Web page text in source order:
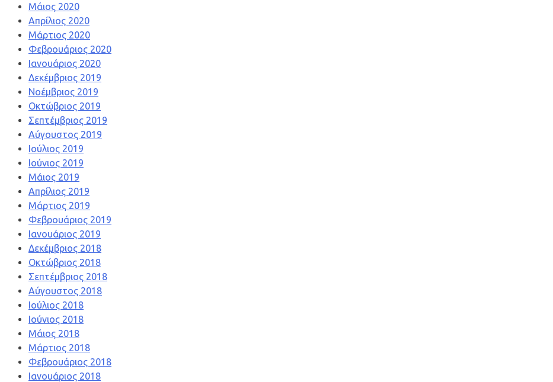
Μάιος 2020
Απρίλιος 2020
Μάρτιος 2020
Φεβρουάριος 2020
Ιανουάριος 2020
Δεκέμβριος 2019
Νοέμβριος 2019
Οκτώβριος 2019
Σεπτέμβριος 2019
Αύγουστος 2019
Ιούλιος 2019
Ιούνιος 2019
Μάιος 2019
Απρίλιος 2019
Μάρτιος 2019
Φεβρουάριος 2019
Ιανουάριος 2019
Δεκέμβριος 2018
Οκτώβριος 2018
Σεπτέμβριος 2018
Αύγουστος 2018
Ιούλιος 2018
Ιούνιος 2018
Μάιος 2018
Μάρτιος 2018
Φεβρουάριος 2018
Ιανουάριος 2018